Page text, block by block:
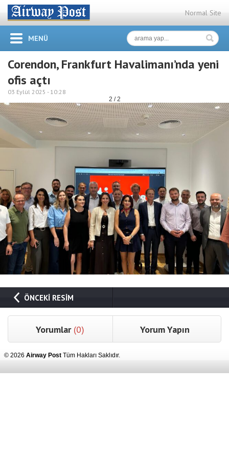
Normal Site
MENÜ
Corendon, Frankfurt Havalimanı’nda yeni
ofis açtı
03 Eylül 2025 - 10:28
2 / 2
ÖNCEKİ RESİM
Yorumlar (0) Yorum Yapın
© 2026 Airway Post Tüm Hakları Saklıdır.